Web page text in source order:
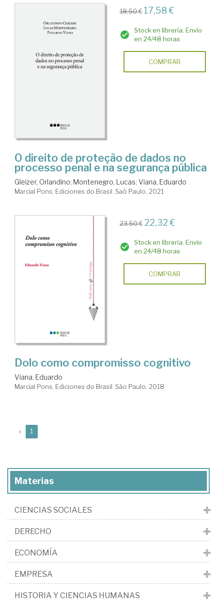
18,50 € 17,58 €
Stock en librería. Envío
en 24/48 horas
COMPRAR
O direito de proteção de dados no
processo penal e na segurança pública
Gleizer, Orlandino; Montenegro, Lucas; Viana, Eduardo
Marcial Pons, Ediciones do Brasil. Saõ Paulo, 2021
23,50 € 22,32 €
Stock en librería. Envío
en 24/48 horas
COMPRAR
Dolo como compromisso cognitivo
Viana, Eduardo
Marcial Pons, Ediciones do Brasil. São Paulo, 2018
« 1
Materias
CIENCIAS SOCIALES
DERECHO
ECONOMÍA
EMPRESA
HISTORIA Y CIENCIAS HUMANAS